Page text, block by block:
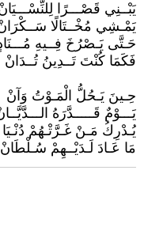
يَبْــنِي قَصْـــرًا
يَمْـشِي مُخْــتَالًا
حَـتَّى يَـصْرُخَ فِــيهِ
فَكَمَا كُنْتَ تَــدِينُ تُــدَانْ
حِـينَ يَـحُلُّ الْمَـوْتُ وَآنْ
يَـــوْمٌ قَـــــدَّرَهُ
يُـدْرِكُ مَـنْ غَـرَّتْـهُمْ دُنْـيَا
مَا عَـادَ لَـدَيْــهِمْ سُـلْطَانْ